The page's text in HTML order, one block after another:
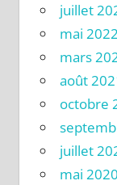
juillet
mai 2022
mars
août
octobre
juillet
mai 2020